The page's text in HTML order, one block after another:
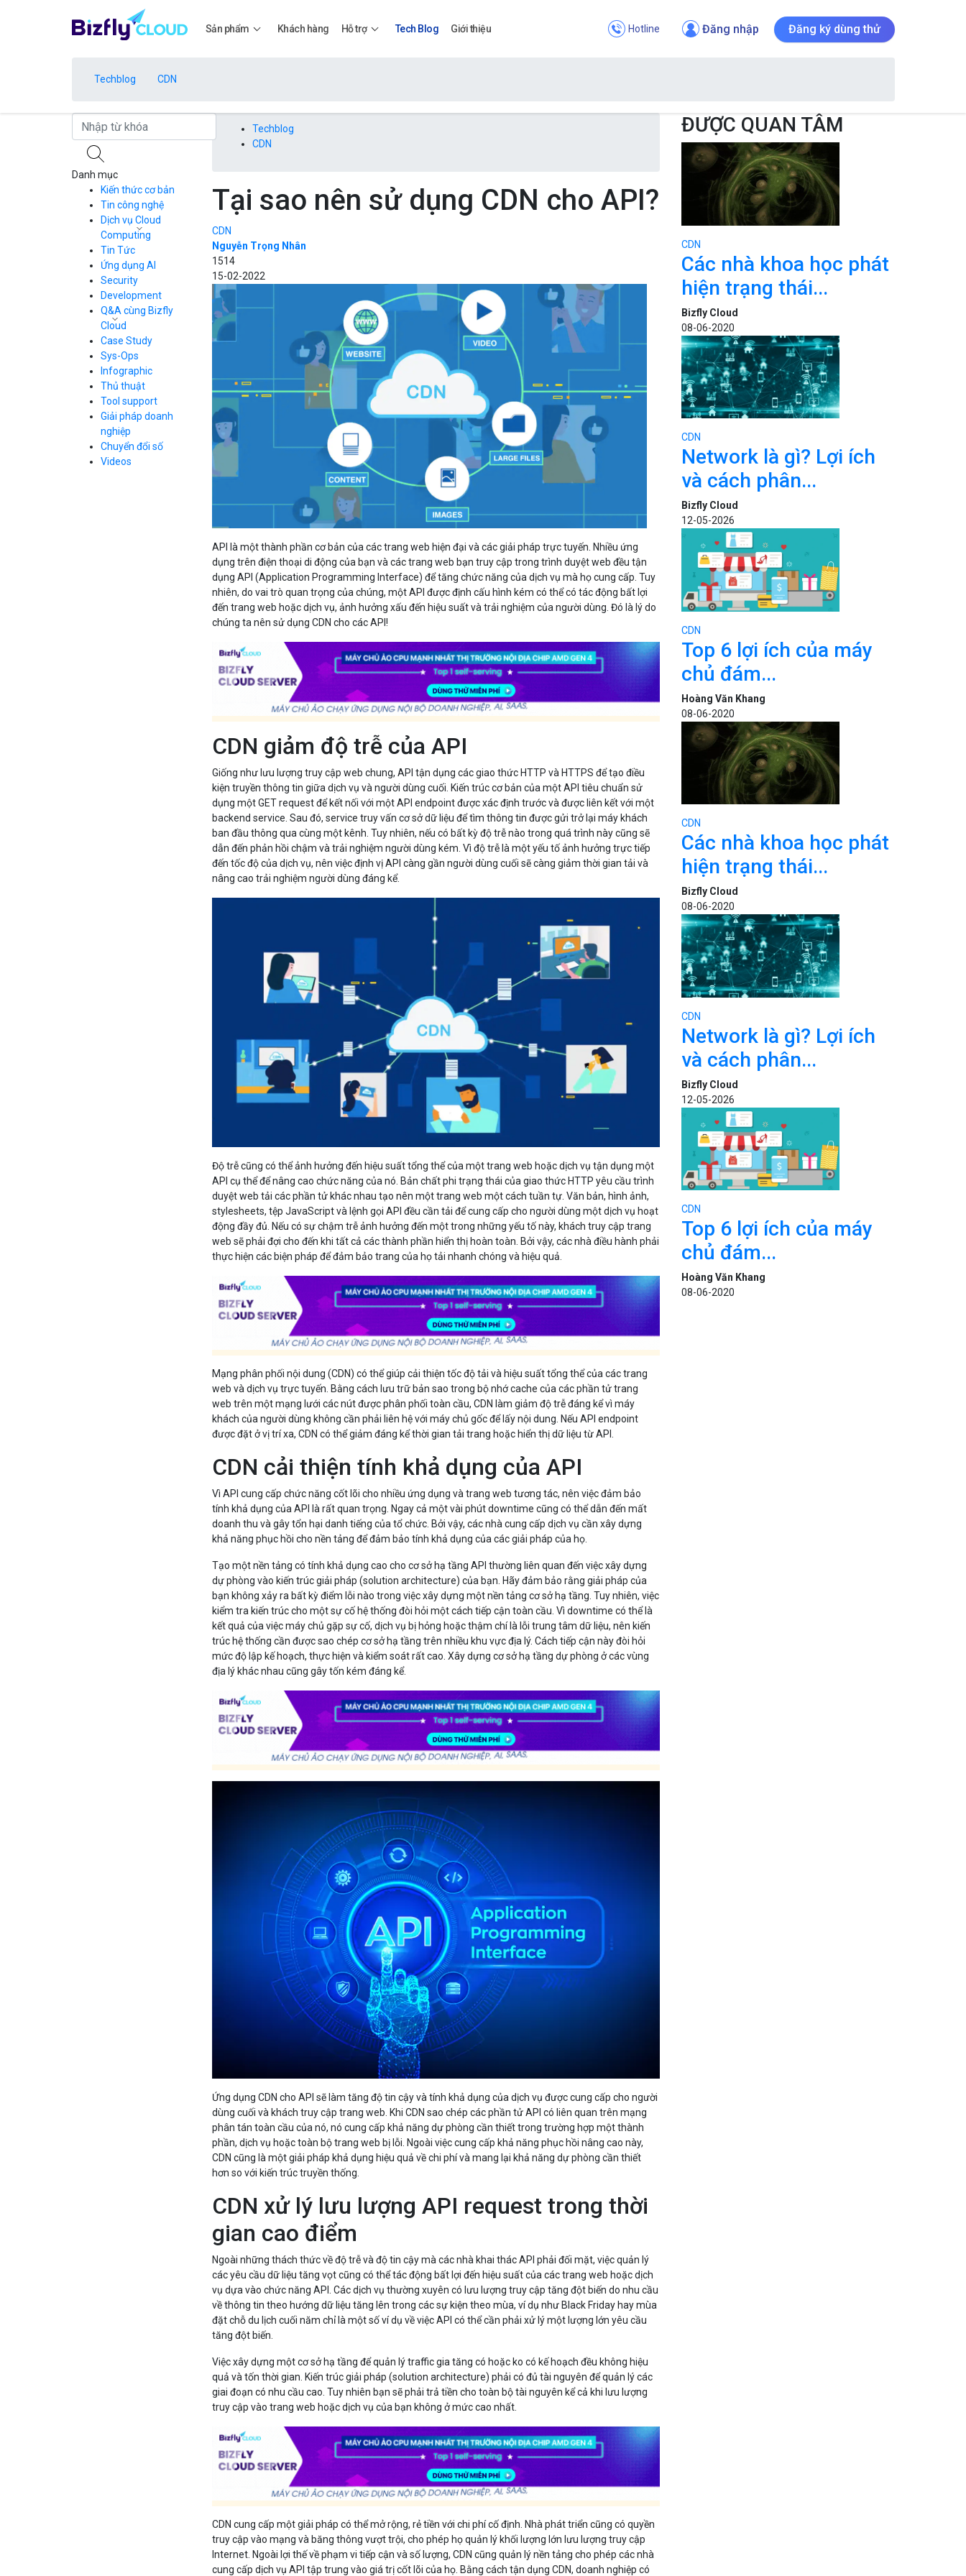
Sản phẩm
Bảng giá
Bảng giá
Bảng giá Bảng giá
Bảng giá Bảng giá
Bảng giá
Bảng giá
Khách hàng Hỗ trợ Tech Blog Giới thiệu Hotline Đăng nhập Đăng ký dùng thử
Techblog CDN
Techblog
CDN
Tại sao nên sử dụng CDN cho API?
CDN
Nguyễn Trọng Nhân
1514
15-02-2022
API là một thành phần cơ bản của các trang web hiện đại và các giải pháp trực tuyến. Nhiều ứng
dụng trên điện thoại di động của bạn và các trang web bạn truy cập trong trình duyệt web đều tận
dụng API (Application Programming Interface) để tăng chức năng của dịch vụ mà họ cung cấp. Tuy
nhiên, do vai trò quan trọng của chúng, một API được định cấu hình kém có thể có tác động bất lợi
đến trang web hoặc dịch vụ, ảnh hưởng xấu đến hiệu suất và trải nghiệm của người dùng. Đó là lý do
chúng ta nên sử dụng CDN cho các API!
CDN giảm độ trễ của API
Giống như lưu lượng truy cập web chung, API tận dụng các giao thức HTTP và HTTPS để tạo điều
kiện truyền thông tin giữa dịch vụ và người dùng cuối. Kiến trúc cơ bản của một API tiêu chuẩn sử
dụng một GET request để kết nối với một API endpoint được xác định trước và được liên kết với một
backend service. Sau đó, service truy vấn cơ sở dữ liệu để tìm thông tin được gửi trở lại máy khách
ban đầu thông qua cùng một kênh. Tuy nhiên, nếu có bất kỳ độ trễ nào trong quá trình này cũng sẽ
dẫn đến phản hồi chậm và trải nghiệm người dùng kém. Vì độ trễ là một yếu tố ảnh hưởng trực tiếp
đến tốc độ của dịch vụ, nên việc định vị API càng gần người dùng cuối sẽ càng giảm thời gian tải và
nâng cao trải nghiệm người dùng đáng kể.
Độ trễ cũng có thể ảnh hưởng đến hiệu suất tổng thể của một trang web hoặc dịch vụ tận dụng một
API cụ thể để nâng cao chức năng của nó. Bản chất phi trạng thái của giao thức HTTP yêu cầu trình
duyệt web tải các phần tử khác nhau tạo nên một trang web một cách tuần tự. Văn bản, hình ảnh,
stylesheets, tệp JavaScript và lệnh gọi API đều cần tải để cung cấp cho người dùng một dịch vụ hoạt
động đầy đủ. Nếu có sự chậm trễ ảnh hưởng đến một trong những yếu tố này, khách truy cập trang
web sẽ phải đợi cho đến khi tất cả các thành phần hiển thị hoàn toàn. Bởi vậy, các nhà điều hành phải
thực hiện các biện pháp để đảm bảo trang của họ tải nhanh chóng và hiệu quả.
Mạng phân phối nội dung (CDN) có thể giúp cải thiện tốc độ tải và hiệu suất tổng thể của các trang
web và dịch vụ trực tuyến. Bằng cách lưu trữ bản sao trong bộ nhớ cache của các phần tử trang
web trên một mạng lưới các nút được phân phối toàn cầu, CDN làm giảm độ trễ đáng kể vì máy
khách của người dùng không cần phải liên hệ với máy chủ gốc để lấy nội dung. Nếu API endpoint
được đặt ở vị trí xa, CDN có thể giảm đáng kể thời gian tải trang hoặc hiển thị dữ liệu từ API.
CDN cải thiện tính khả dụng của API
Vì API cung cấp chức năng cốt lõi cho nhiều ứng dụng và trang web tương tác, nên việc đảm bảo
tính khả dụng của API là rất quan trọng. Ngay cả một vài phút downtime cũng có thể dẫn đến mất
doanh thu và gây tổn hại danh tiếng của tổ chức. Bởi vậy, các nhà cung cấp dịch vụ cần xây dựng
khả năng phục hồi cho nền tảng để đảm bảo tính khả dụng của các giải pháp của họ.
Tạo một nền tảng có tính khả dụng cao cho cơ sở hạ tầng API thường liên quan đến việc xây dựng
dự phòng vào kiến trúc giải pháp (solution architecture) của bạn. Hãy đảm bảo rằng giải pháp của
bạn không xảy ra bất kỳ điểm lỗi nào trong việc xây dựng một nền tảng cơ sở hạ tầng. Tuy nhiên, việc
kiểm tra kiến trúc cho một sự cố hệ thống đòi hỏi một cách tiếp cận toàn cầu. Vì downtime có thể là
kết quả của việc máy chủ gặp sự cố, dịch vụ bị hỏng hoặc thậm chí là lỗi trung tâm dữ liệu, nên kiến
trúc hệ thống cần được sao chép cơ sở hạ tầng trên nhiều khu vực địa lý. Cách tiếp cận này đòi hỏi
mức độ lập kế hoạch, thực hiện và kiểm soát rất cao. Xây dựng cơ sở hạ tầng dự phòng ở các vùng
địa lý khác nhau cũng gây tốn kém đáng kể.
Ứng dụng CDN cho API sẽ làm tăng độ tin cậy và tính khả dụng của dịch vụ được cung cấp cho người
dùng cuối và khách truy cập trang web. Khi CDN sao chép các phần tử API có liên quan trên mạng
phân tán toàn cầu của nó, nó cung cấp khả năng dự phòng cần thiết trong trường hợp một thành
phần, dịch vụ hoặc toàn bộ trang web bị lỗi. Ngoài việc cung cấp khả năng phục hồi nâng cao này,
CDN cũng là một giải pháp khả dụng hiệu quả về chi phí và mang lại khả năng dự phòng cần thiết
hơn so với kiến trúc truyền thống.
CDN xử lý lưu lượng API request trong thời
gian cao điểm
Ngoài những thách thức về độ trễ và độ tin cậy mà các nhà khai thác API phải đối mặt, việc quản lý
các yêu cầu dữ liệu tăng vọt cũng có thể tác động bất lợi đến hiệu suất của các trang web hoặc dịch
vụ dựa vào chức năng API. Các dịch vụ thường xuyên có lưu lượng truy cập tăng đột biến do nhu cầu
về thông tin theo hướng dữ liệu tăng lên trong các sự kiện theo mùa, ví dụ như Black Friday hay mùa
đặt chỗ du lịch cuối năm chỉ là một số ví dụ về việc API có thể cần phải xử lý một lượng lớn yêu cầu
tăng đột biến.
Việc xây dựng một cơ sở hạ tầng để quản lý traffic gia tăng có hoặc ko có kế hoạch đều không hiệu
quả và tốn thời gian. Kiến trúc giải pháp (solution architecture) phải có đủ tài nguyên để quản lý các
giai đoạn có nhu cầu cao. Tuy nhiên bạn sẽ phải trả tiền cho toàn bộ tài nguyên kể cả khi lưu lượng
truy cập vào trang web hoặc dịch vụ của bạn không ở mức cao nhất.
CDN cung cấp một giải pháp có thể mở rộng, rẻ tiền với chi phí cố định. Nhà phát triển cũng có quyền
truy cập vào mạng và băng thông vượt trội, cho phép họ quản lý khối lượng lớn lưu lượng truy cập
Internet. Ngoài lợi thế về phạm vi tiếp cận và số lượng, CDN cũng quản lý nền tảng cho phép các nhà
cung cấp dịch vụ API tập trung vào giá trị cốt lõi của họ. Bằng cách tận dụng CDN, doanh nghiệp có
ĐƯỢC QUAN TÂM
CDN
Các nhà khoa học phát
hiện trạng thái...
Bizfly Cloud
08-06-2020
CDN
Network là gì? Lợi ích
và cách phân...
Bizfly Cloud
12-05-2026
CDN
Top 6 lợi ích của máy
chủ đám...
Hoàng Văn Khang
08-06-2020
CDN
Các nhà khoa học phát
hiện trạng thái...
Bizfly Cloud
08-06-2020
CDN
Network là gì? Lợi ích
và cách phân...
Bizfly Cloud
12-05-2026
CDN
Top 6 lợi ích của máy
chủ đám...
Hoàng Văn Khang
08-06-2020
Danh mục
Kiến thức cơ bản
Tin công nghệ
Dịch vụ Cloud
Computing
Cloud Server
CDN
Load Balancer
Auto Scaling
Container Registry
Kubernetes
Cloud Database
Call Center
Business Email
Simple Storage
VPN
Traffic Manager
Cloud VPS
Kafka
Videos
Tin Tức
Ứng dụng AI
Security
Development
Q&A cùng Bizfly
Cloud
Q&A về Bizfly
Cloud Server
Thao tác kết nối
tới server
Videos
Q&A về Bizfly
Business Email
Videos
Case Study
Sys-Ops
Infographic
Thủ thuật
Tool support
Giải pháp doanh
nghiệp
Chuyển đổi số
Videos